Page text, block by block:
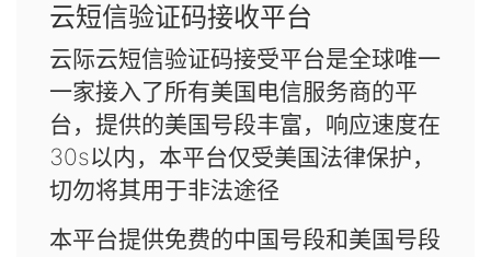
云短信验证码接收平台
云际云短信验证码接受平台是全球唯一
一家接入了所有美国电信服务商的平
台，提供的美国号段丰富，响应速度在
30s以内，本平台仅受美国法律保护，
切勿将其用于非法途径
本平台提供免费的中国号段和美国号段